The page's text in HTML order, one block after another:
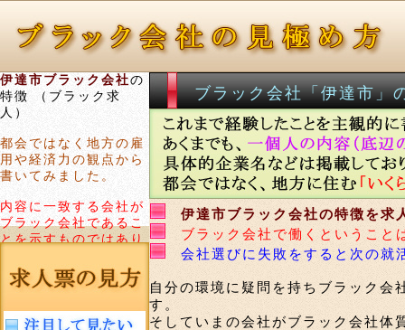
伊達市ブラック会社の
特徴 （ブラック求
人）
都会ではなく地方の雇
用や経済力の観点から
書いてみました。
内容に一致する会社が
ブラック会社であるこ
とを示すものではあり
ブラック会社「伊達市
伊達市ブラック会社の特徴を求
ブラック会社で働くということ
会社選びに失敗をすると次の就
自分の環境に疑問を持ちブラック会
す。
そしていまの会社がブラック会社体